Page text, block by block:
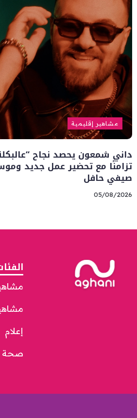
مشاهير إقليمية
داني شمعون يحصد نجاح
تزامنًا مع تحضير عمل جديد
صيفي حافل
05/08/2026
إعلام
صحة